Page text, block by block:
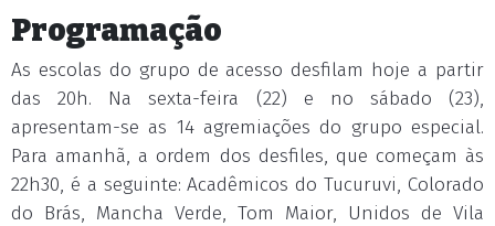
Programação
As escolas do grupo de acesso desfilam hoje a partir
das 20h. Na sexta-feira (22) e no sábado (23),
apresentam-se as 14 agremiações do grupo especial.
Para amanhã, a ordem dos desfiles, que começam às
22h30, é a seguinte: Acadêmicos do Tucuruvi, Colorado
do Brás, Mancha Verde, Tom Maior, Unidos de Vila